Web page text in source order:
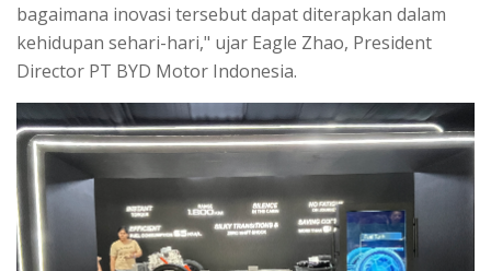
bagaimana inovasi tersebut dapat diterapkan dalam
kehidupan sehari-hari," ujar Eagle Zhao, President
Director PT BYD Motor Indonesia.